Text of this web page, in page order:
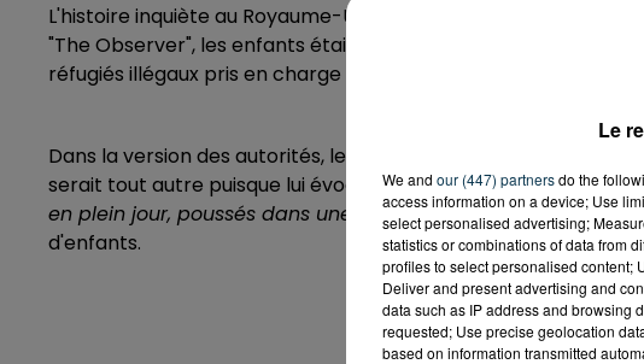
L'histoire inquiète au Royaume-Uni. La police locale est sans
"The Observer", les enfants étaient hébergés dans un hôtel de
réfugiés illégaux pris en charge par les autorités.
Dans la version des autorités, les mineurs auraient pu partir
serait tout autre puisque lui évoque des kidnappings. De son
en plein jour, poussés dans une voiture". Une version qui
d'enfants.
Le
We and our (447) partnersdo the
access information on a device; Use
select personalised advertising;
statistics or combinations of data from
profiles to select personalised content;
Deliver and present advertising and
data such as IP address and browsing
requested; Use precise geolocation
based on information transmitted